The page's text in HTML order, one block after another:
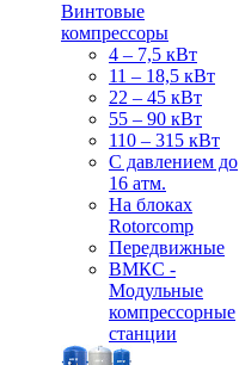
Винтовые
компрессоры
4 – 7,5 кВт
11 – 18,5 кВт
22 – 45 кВт
55 – 90 кВт
110 – 315 кВт
С давлением до
16 атм.
На блоках
Rotorcomp
Передвижные
ВМКС -
Модульные
компрессорные
станции